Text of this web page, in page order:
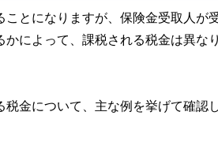
とになりますが、保険金受取人が
によって、課税される税金は異な
金について、主な例を挙げて確認